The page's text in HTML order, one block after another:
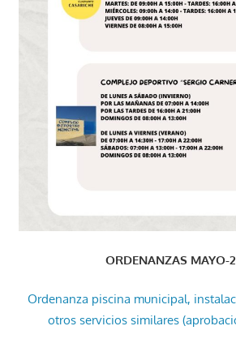
ORDENANZAS MAYO-
Ordenanza piscina municipal,
otros servicios similares